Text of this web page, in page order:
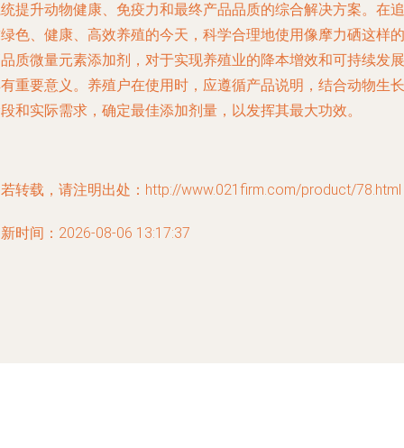
提升动物健康、免疫力和最终产品品质的综合解决方案。在追
色、健康、高效养殖的今天，科学合理地使用像摩力硒这样的
质微量元素添加剂，对于实现养殖业的降本增效和可持续发展
重要意义。养殖户在使用时，应遵循产品说明，结合动物生长
和实际需求，确定最佳添加剂量，以发挥其最大功效。
转载，请注明出处：http://www.021firm.com/product/78.html
时间：2026-08-06 13:17:37